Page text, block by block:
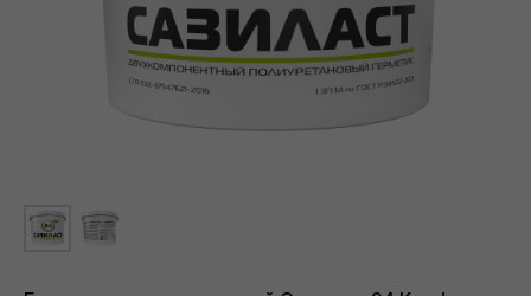
Обеспечиваем бесперебойные поставки
стройматериалов напрямую со складов